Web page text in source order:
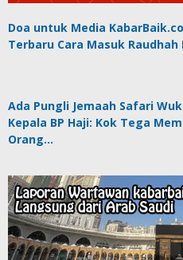
Doa untuk Media
Terbaru Cara Masuk Raudhah
Ada Pungli Jemaah Safari
Kepala BP Haji: Kok Tega
Orang…